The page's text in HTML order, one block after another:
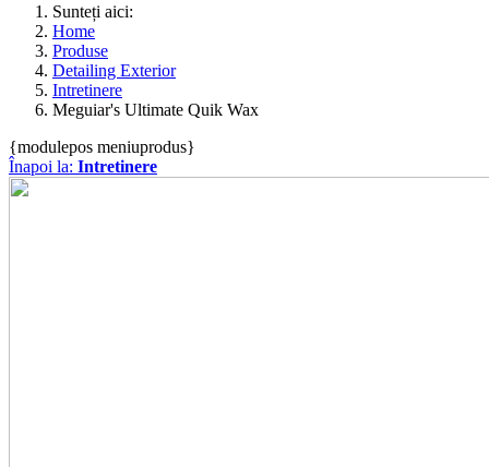
Sunteți aici:
Home
Produse
Detailing Exterior
Intretinere
Meguiar's Ultimate Quik Wax
{modulepos meniuprodus}
Înapoi la: Intretinere